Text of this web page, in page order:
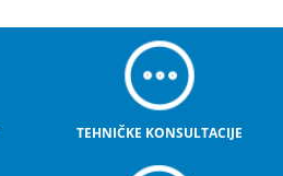
TEHNIČKE KONSULTACIJE